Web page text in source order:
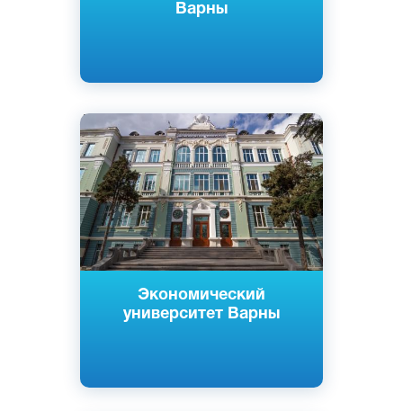
Варны
Экономический
университет Варны
Английский
Болгарский
Варна, Болгария
Государственный